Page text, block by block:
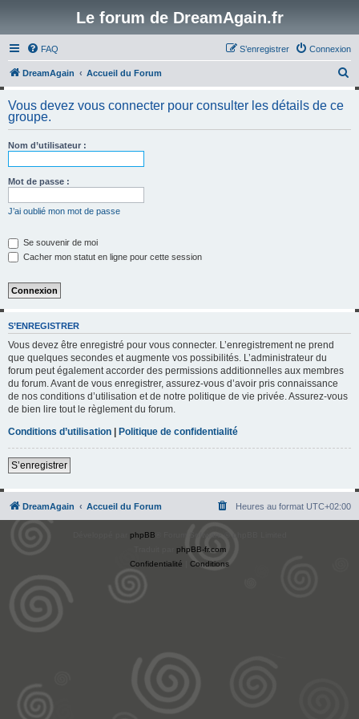
Le forum de DreamAgain.fr
FAQ Connexion
S’enregistrer
DreamAgain Accueil du Forum
h
Vous devez vous connecter pour consulter les détails de ce
groupe.
Nom d’utilisateur :
Mot de passe :
J’ai oublié mon mot de passe
Se souvenir de moi
Cacher mon statut en ligne pour cette session
S’ENREGISTRER
Vous devez être enregistré pour vous connecter. L’enregistrement ne prend
que quelques secondes et augmente vos possibilités. L’administrateur du
forum peut également accorder des permissions additionnelles aux membres
du forum. Avant de vous enregistrer, assurez-vous d’avoir pris connaissance
de nos conditions d’utilisation et de notre politique de vie privée. Assurez-vous
de bien lire tout le règlement du forum.
Conditions d’utilisation | Politique de confidentialité
S’enregistrer
DreamAgain Accueil du Forum Heures au format UTC+02:00
phpBB
phpBB-fr.com
Confidentialité
Conditions